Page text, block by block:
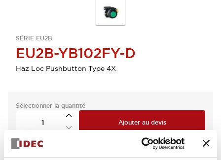
SÉRIE EU2B
EU2B-YB102FY-D
Haz Loc Pushbutton Type 4X
Sélectionner la quantité
Ajouter au devis